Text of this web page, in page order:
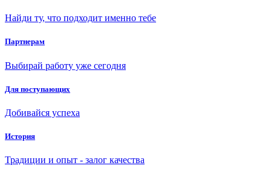
Найди ту, что подходит именно тебе
Партнерам
Выбирай работу уже сегодня
Для поступающих
Добивайся успеха
История
Традиции и опыт - залог качества